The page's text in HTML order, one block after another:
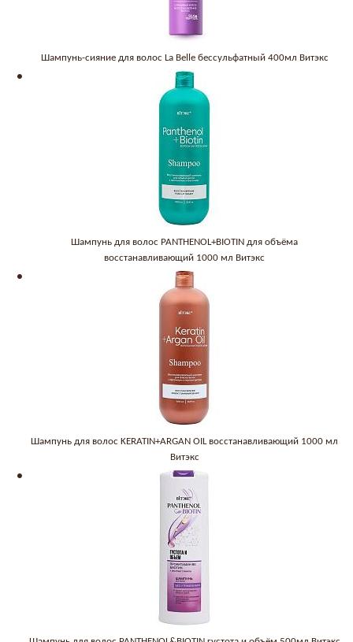
Шампунь-сияние для волос La Belle бессульфатный 400мл Витэкс
Шампунь для волос PANTHENOL+BIOTIN для объёма
восстанавливающий 1000 мл Витэкс
Шампунь для волос KERATIN+ARGAN OIL восстанавливающий 1000 мл
Витэкс